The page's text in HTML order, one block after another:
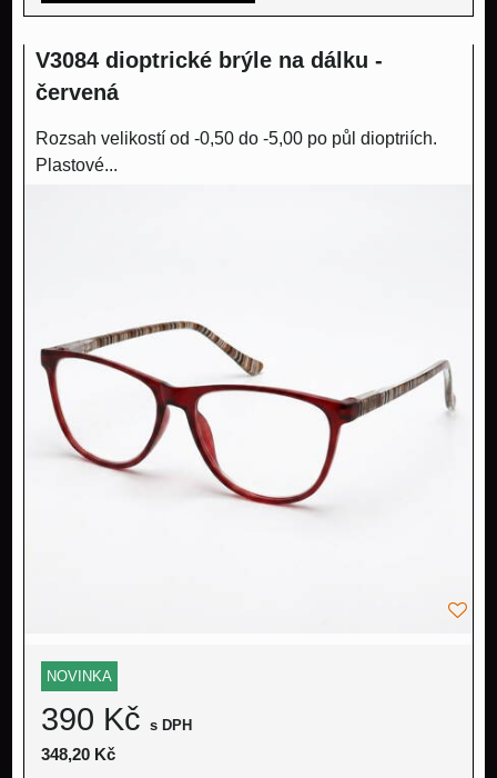
V3084 dioptrické brýle na dálku -
červená
Rozsah velikostí od -0,50 do -5,00 po půl dioptriích.
Plastové...
NOVINKA
390 Kč s DPH
348,20 Kč